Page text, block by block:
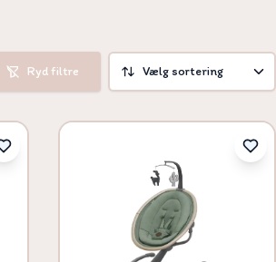
Ryd filtre Vælg sortering
Pris lav til høj
Titel, A-Å
Titel, Å-A